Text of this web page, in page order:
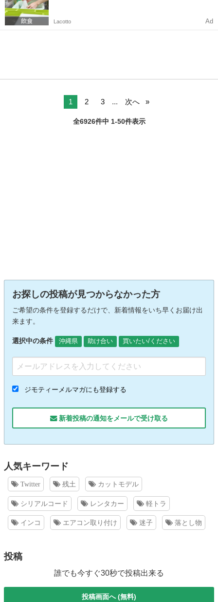
Lacotto Ad
1 2 3 ... 次へ
全6926件中 1-50件表示
お探しの投稿が見つからなかった方
ご希望の条件を登録するだけで、新着情報をいち早くお届け出
来ます。
選択中の条件 沖縄県 助け合い 買いたい/ください
ジモティーメルマガにも登録する
新着投稿の通知をメールで受け取る
人気キーワード
Twitter 残土 カットモデル
シリアルコード レンタカー 軽トラ
インコ エアコン取り付け 迷子 落とし物
投稿
誰でも今すぐ30秒で投稿出来る
投稿画面へ (無料)